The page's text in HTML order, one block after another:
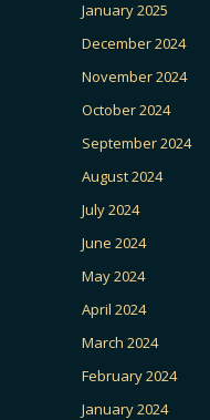
January 2025
December 2024
November 2024
October 2024
September 2024
August 2024
July 2024
June 2024
May 2024
April 2024
March 2024
February 2024
January 2024